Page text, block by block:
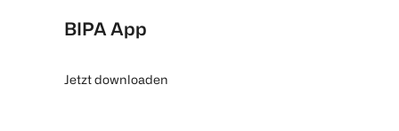
BIPA App
Jetzt downloaden